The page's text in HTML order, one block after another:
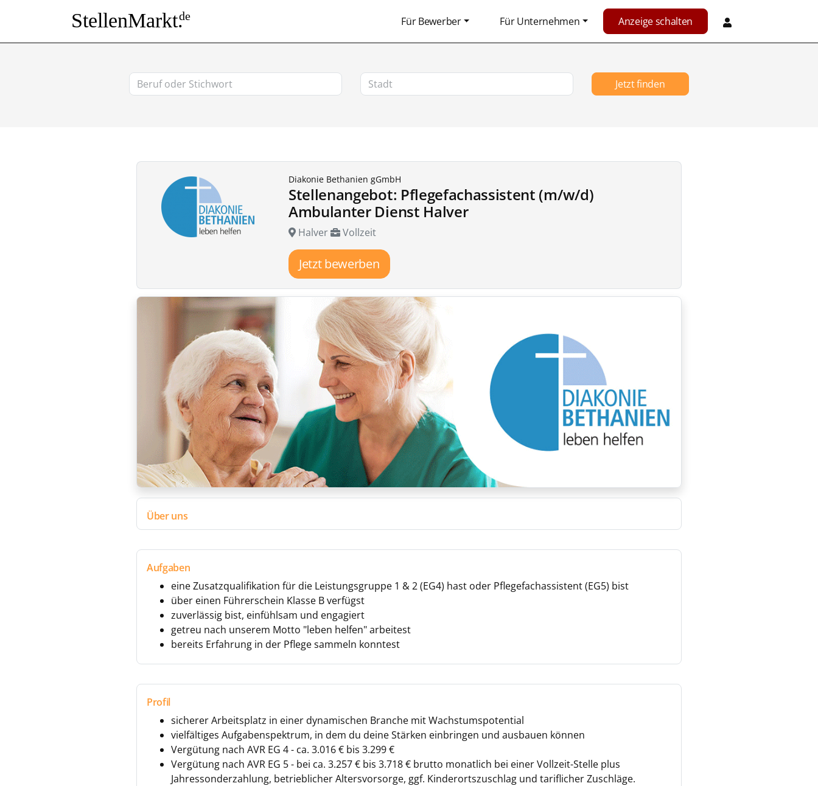
StellenMarkt.de Für Bewerber Für Unternehmen Anzeige schalten
Jetzt finden
Diakonie Bethanien gGmbH
Stellenangebot: Pflegefachassistent (m/w/d)
Ambulanter Dienst Halver
Halver Vollzeit
Jetzt bewerben
Über uns
Aufgaben
eine Zusatzqualifikation für die Leistungsgruppe 1 & 2 (EG4) hast oder Pflegefachassistent (EG5) bist
über einen Führerschein Klasse B verfügst
zuverlässig bist, einfühlsam und engagiert
getreu nach unserem Motto "leben helfen" arbeitest
bereits Erfahrung in der Pflege sammeln konntest
Profil
sicherer Arbeitsplatz in einer dynamischen Branche mit Wachstumspotential
vielfältiges Aufgabenspektrum, in dem du deine Stärken einbringen und ausbauen können
Vergütung nach AVR EG 4 - ca. 3.016 € bis 3.299 €
Vergütung nach AVR EG 5 - bei ca. 3.257 € bis 3.718 € brutto monatlich bei einer Vollzeit-Stelle plus
Jahressonderzahlung, betrieblicher Altersvorsorge, ggf. Kinderortszuschlag und tariflicher Zuschläge.